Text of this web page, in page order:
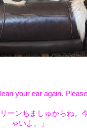
your ear again.
ーンちましゅからね。
ゃいよ。」